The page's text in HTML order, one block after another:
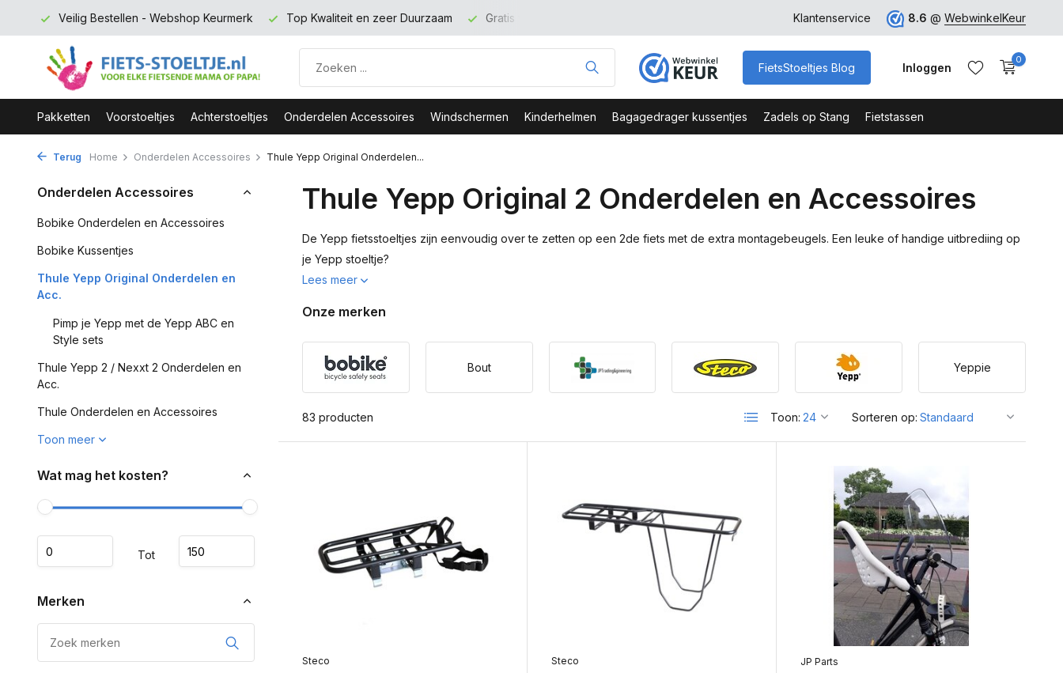
Top Kwaliteit en zeer Duurzaam Gratis verzending binnen NL vanaf 100 euro Klantenservice 8.6 @ WebwinkelKeur
FietsStoeltjes Blog Inloggen
Account aanmaken
0
Pakketten Voorstoeltjes Achterstoeltjes Onderdelen Accessoires Windschermen Kinderhelmen Bagagedrager kussentjes Zadels op Stang Fietstassen
Terug Home Onderdelen Accessoires Thule Yepp Original Onderdelen...
Onderdelen Accessoires
Bobike Onderdelen en Accessoires
Bobike Kussentjes
Thule Yepp Original Onderdelen en
Acc.
Pimp je Yepp met de Yepp ABC en
Style sets
Thule Yepp 2 / Nexxt 2 Onderdelen en
Acc.
Thule Onderdelen en Accessoires
Toon meer
Wat mag het kosten?
Tot
Merken
Thule Yepp Original 2 Onderdelen en Accessoires
De Yepp fietsstoeltjes zijn eenvoudig over te zetten op een 2de fiets met de extra montagebeugels. Een leuke of handige uitbrediing op
je Yepp stoeltje?
Lees meer
Onze merken
Bout Yeppie
83 producten Toon: Sorteren op:
Steco Steco JP Parts